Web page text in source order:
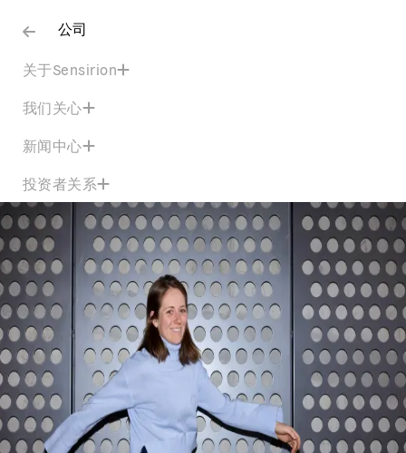
公司
关于Sensirion
我们关心
新闻中心
投资者关系